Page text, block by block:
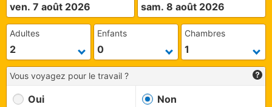
ven. 7 août 2026 sam. 8 août 2026
Adultes Enfants Chambres
Vous voyagez pour le travail ?
Oui Non